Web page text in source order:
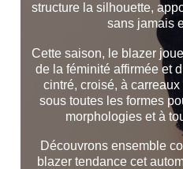
structure la silhouette,
sans jamais
Cette saison, le blazer
de la féminité affirméeet
cintré, croisé, à
sous toutes les formes
morphologies et à
Découvrons ensemble
blazer tendance cet